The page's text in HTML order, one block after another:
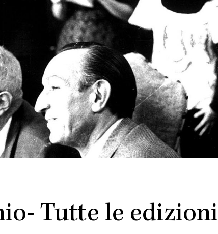
Tutte le edizioni